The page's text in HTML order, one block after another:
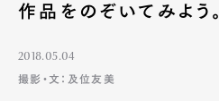
作品をのぞいてみよう。
2018.05.04
撮影・文：及位友美